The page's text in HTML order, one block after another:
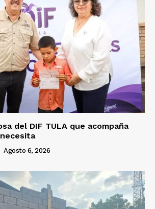
del DIF TULA que acompaña
Agosto 6, 2026